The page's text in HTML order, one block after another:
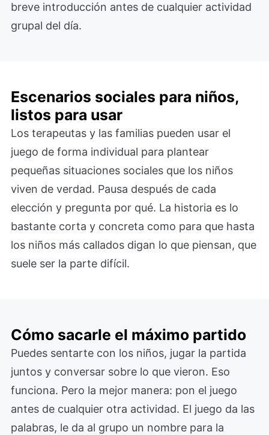
breve introducción antes de cualquier actividad
grupal del día.
Escenarios sociales para niños,
listos para usar
Los terapeutas y las familias pueden usar el
juego de forma individual para plantear
pequeñas situaciones sociales que los niños
viven de verdad. Pausa después de cada
elección y pregunta por qué. La historia es lo
bastante corta y concreta como para que hasta
los niños más callados digan lo que piensan, que
suele ser la parte difícil.
Cómo sacarle el máximo partido
Puedes sentarte con los niños, jugar la partida
juntos y conversar sobre lo que vieron. Eso
funciona. Pero la mejor manera: pon el juego
antes de cualquier otra actividad. El juego da las
palabras, le da al grupo un nombre para la